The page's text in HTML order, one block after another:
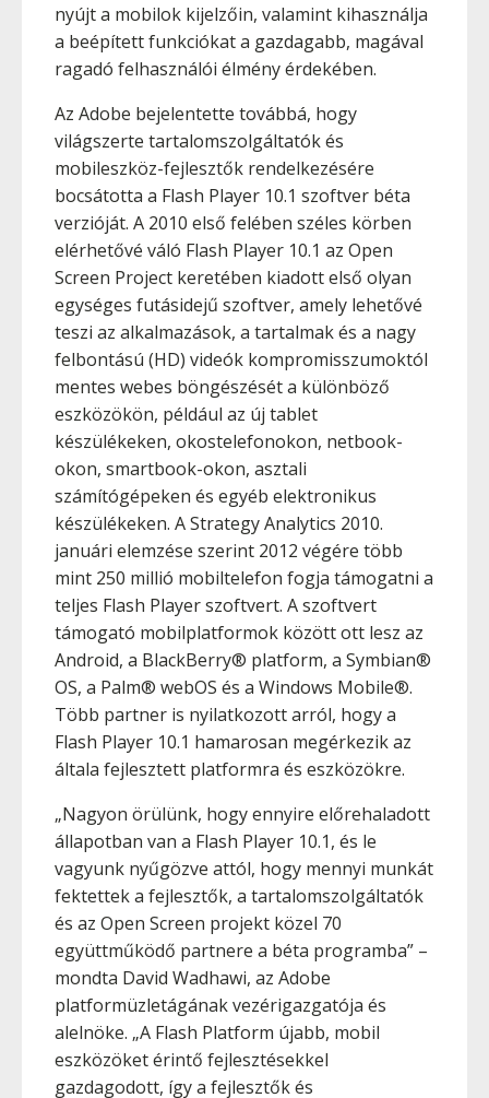
nyújt a mobilok kijelzőin, valamint kihasználja
a beépített funkciókat a gazdagabb, magával
ragadó felhasználói élmény érdekében.
Az Adobe bejelentette továbbá, hogy
világszerte tartalomszolgáltatók és
mobileszköz-fejlesztők rendelkezésére
bocsátotta a Flash Player 10.1 szoftver béta
verzióját. A 2010 első felében széles körben
elérhetővé váló Flash Player 10.1 az Open
Screen Project keretében kiadott első olyan
egységes futásidejű szoftver, amely lehetővé
teszi az alkalmazások, a tartalmak és a nagy
felbontású (HD) videók kompromisszumoktól
mentes webes böngészését a különböző
eszközökön, például az új tablet
készülékeken, okostelefonokon, netbook-
okon, smartbook-okon, asztali
számítógépeken és egyéb elektronikus
készülékeken. A Strategy Analytics 2010.
januári elemzése szerint 2012 végére több
mint 250 millió mobiltelefon fogja támogatni a
teljes Flash Player szoftvert. A szoftvert
támogató mobilplatformok között ott lesz az
Android, a BlackBerry® platform, a Symbian®
OS, a Palm® webOS és a Windows Mobile®.
Több partner is nyilatkozott arról, hogy a
Flash Player 10.1 hamarosan megérkezik az
általa fejlesztett platformra és eszközökre.
„Nagyon örülünk, hogy ennyire előrehaladott
állapotban van a Flash Player 10.1, és le
vagyunk nyűgözve attól, hogy mennyi munkát
fektettek a fejlesztők, a tartalomszolgáltatók
és az Open Screen projekt közel 70
együttműködő partnere a béta programba” –
mondta David Wadhawi, az Adobe
platformüzletágának vezérigazgatója és
alelnöke. „A Flash Platform újabb, mobil
eszközöket érintő fejlesztésekkel
gazdagodott, így a fejlesztők és